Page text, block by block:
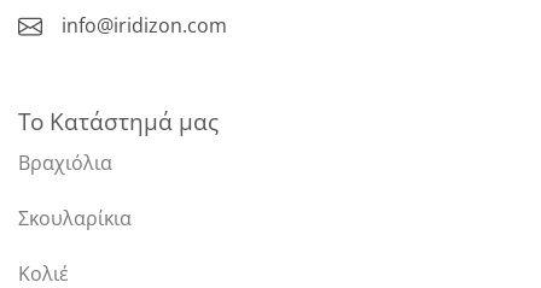
info@iridizon.com
Το Κατάστημά μας
Βραχιόλια
Σκουλαρίκια
Κολιέ